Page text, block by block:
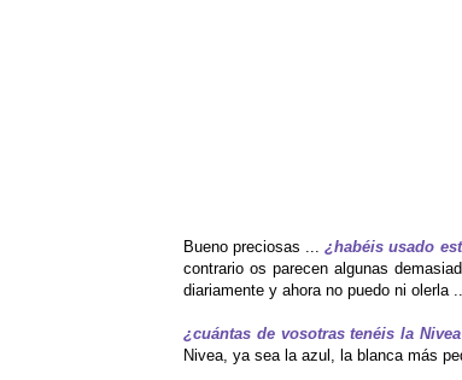
Bueno preciosas ...¿habéis usado
contrario os parecen algunas
diariamente y ahora no puedo ni olerla
¿cuántas de vosotras tenéis la
Nivea, ya sea la azul, la blanca más